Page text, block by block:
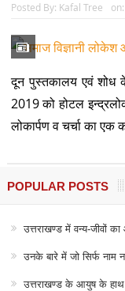
Posted By: Kafal Tree on:
दून पुस्तकालय एवं शोध
2019 को होटल
लोकार्पण व चर्चा का एक
POPULAR POSTS
उत्तराखण्ड में वन्य-जीवों
उनके बारे में जो सिर्फ नाम
उत्तराखण्ड के आयुष के हाथ